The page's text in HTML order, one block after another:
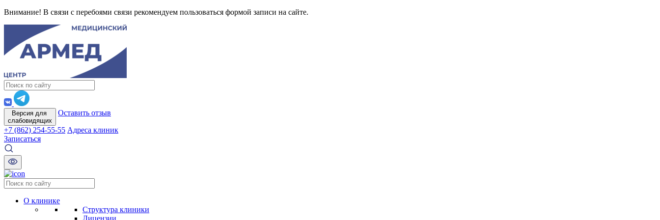
Внимание! В связи с перебоями связи рекомендуем пользоваться формой записи на сайте.
Версия для
слабовидящих
Оставить отзыв
+7 (862) 254-55-55 Адреса клиник
Записаться
О клинике
Структура клиники
Лицензии